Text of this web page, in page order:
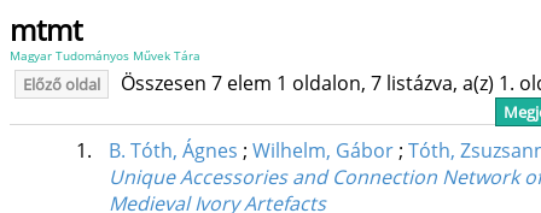
mtmt
Magyar Tudományos Művek Tára
Előző oldal Összesen 7 elem 1 oldalon, 7 listázva, a(z) 1.
1. B. Tóth, Ágnes ; Wilhelm, Gábor; Tóth,
Unique Accessories and Connection Network
Medieval Ivory Artefacts